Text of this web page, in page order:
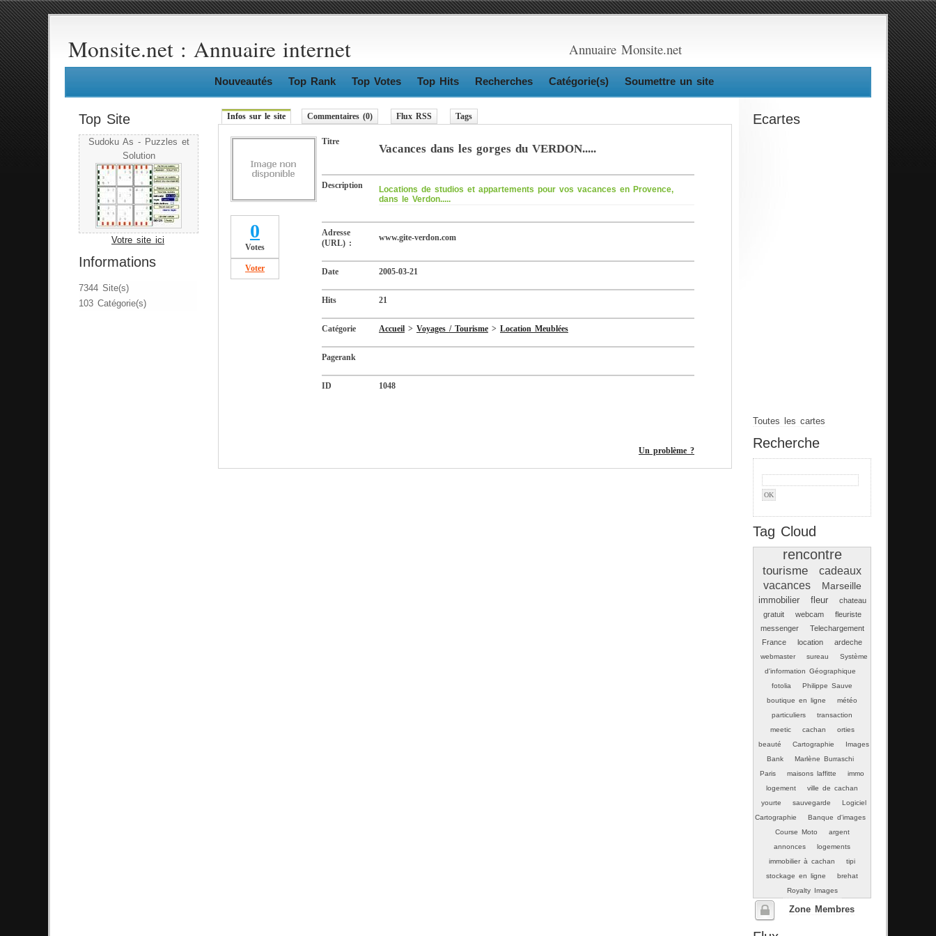
Monsite.net : Annuaire internet Annuaire Monsite.net
Nouveautés Top Rank Top Votes Top Hits Recherches Catégorie(s) Soumettre un site
Top Site
Sudoku As - Puzzles et
Solution
Votre site ici
Informations
7344 Site(s)
103 Catégorie(s)
Ecartes
Toutes les cartes
Recherche
Tag Cloud
rencontre
tourisme
cadeaux
vacances
Marseille
immobilier fleur
chateau
gratuit
webcam
fleuriste
messenger
Telechargement
France
location ardeche
webmaster sureau
Système
d'information Géographique
fotolia
Philippe Sauve
boutique en ligne
météo
particuliers
transaction
meetic
cachan
orties
beauté
Cartographie
Images
Bank
Marlène Burraschi
Paris
maisons laffitte
immo
logement
ville de cachan
yourte
sauvegarde
Logiciel
Cartographie
Banque d'images
Course Moto
argent
annonces
logements
immobilier à cachan
tipi
stockage en ligne
brehat
Royalty Images
Zone Membres
Infos sur le site Commentaires (0) Flux RSS Tags
0
Votes
Voter
Titre
Vacances dans les gorges du VERDON.....
Description
Locations de studios et appartements pour vos vacances en Provence,
dans le Verdon.....
Adresse
(URL) :
www.gite-verdon.com
Date 2005-03-21
Hits 21
Catégorie Accueil > Voyages / Tourisme > Location Meublées
Pagerank
ID 1048
Un problème ?